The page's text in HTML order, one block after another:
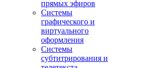
прямых эфиров
Системы
графического и
виртуального
оформления
Системы
субтитрирования и